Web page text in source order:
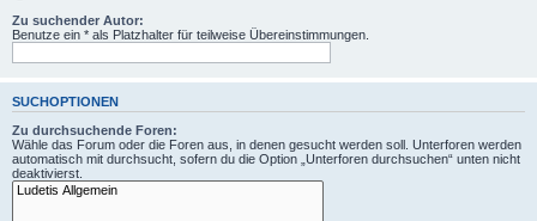
Zu suchender Autor:
Benutze ein * als Platzhalter für teilweise Übereinstimmungen.
SUCHOPTIONEN
Zu durchsuchende Foren:
Wähle das Forum oder die Foren aus, in denen gesucht werden soll. Unterforen werden
automatisch mit durchsucht, sofern du die Option „Unterforen durchsuchen“ unten nicht
deaktivierst.